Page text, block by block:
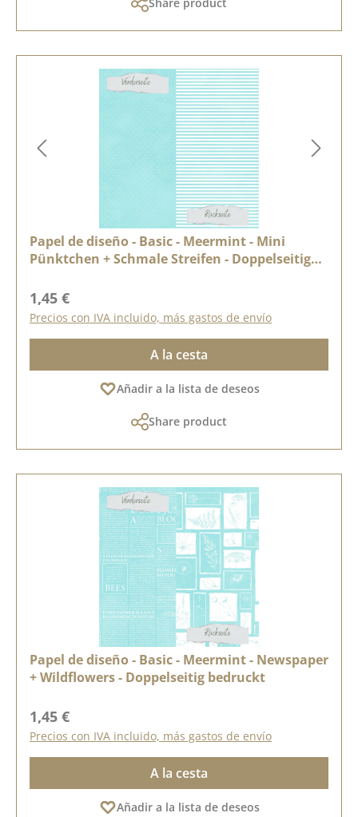
Papel de diseño - Basic - Meermint - Mini
Pünktchen + Schmale Streifen - Doppelseitig
Precio normal:
1,45 €
Precios con IVA incluido, más gastos de envío
A la cesta
Añadir a la lista de deseos
Share product
Papel de diseño - Basic - Meermint - Newspaper
+ Wildflowers - Doppelseitig bedruckt
Precio normal:
1,45 €
Precios con IVA incluido, más gastos de envío
A la cesta
Añadir a la lista de deseos